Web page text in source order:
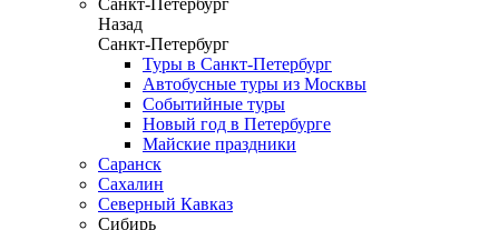
Санкт-Петербург
Назад
Санкт-Петербург
Туры в Санкт-Петербург
Автобусные туры из Москвы
Событийные туры
Новый год в Петербурге
Майские праздники
Саранск
Сахалин
Северный Кавказ
Сибирь